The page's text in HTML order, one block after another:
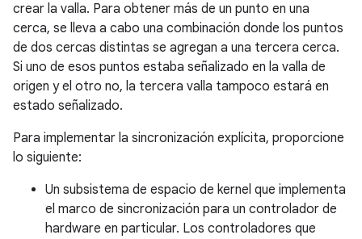
crear la valla. Para obtener más de un punto en una
cerca, se lleva a cabo una combinación donde los puntos
de dos cercas distintas se agregan a una tercera cerca.
Si uno de esos puntos estaba señalizado en la valla de
origen y el otro no, la tercera valla tampoco estará en
estado señalizado.
Para implementar la sincronización explícita, proporcione
lo siguiente:
Un subsistema de espacio de kernel que implementa
el marco de sincronización para un controlador de
hardware en particular. Los controladores que